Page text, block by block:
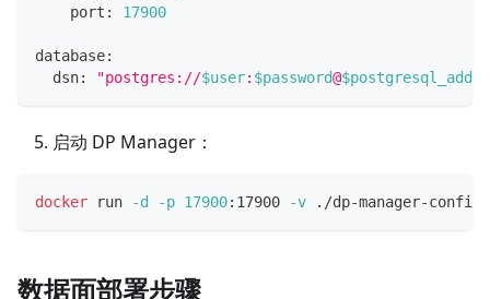
    port:
17900
database:
  dsn:
"postgres://$user: $password@
启动 DP Manager：
docker run -d -p 17900:17900 -v ./dp-manager-
数据面部署步骤